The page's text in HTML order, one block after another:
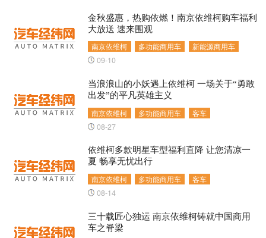
南京依维柯 多功能商用车 新能源商用车
金秋盛惠，热购依燃！南京依维柯购车福利
大放送 速来围观
09-10
南京依维柯 多功能商用车 客车
当浪浪山的小妖遇上依维柯 一场关于“勇敢
出发”的平凡英雄主义
08-27
南京依维柯 多功能商用车 客车
依维柯多款明星车型福利直降 让您清凉一
夏 畅享无忧出行
08-14
三十载匠心独运 南京依维柯铸就中国商用
车之脊梁